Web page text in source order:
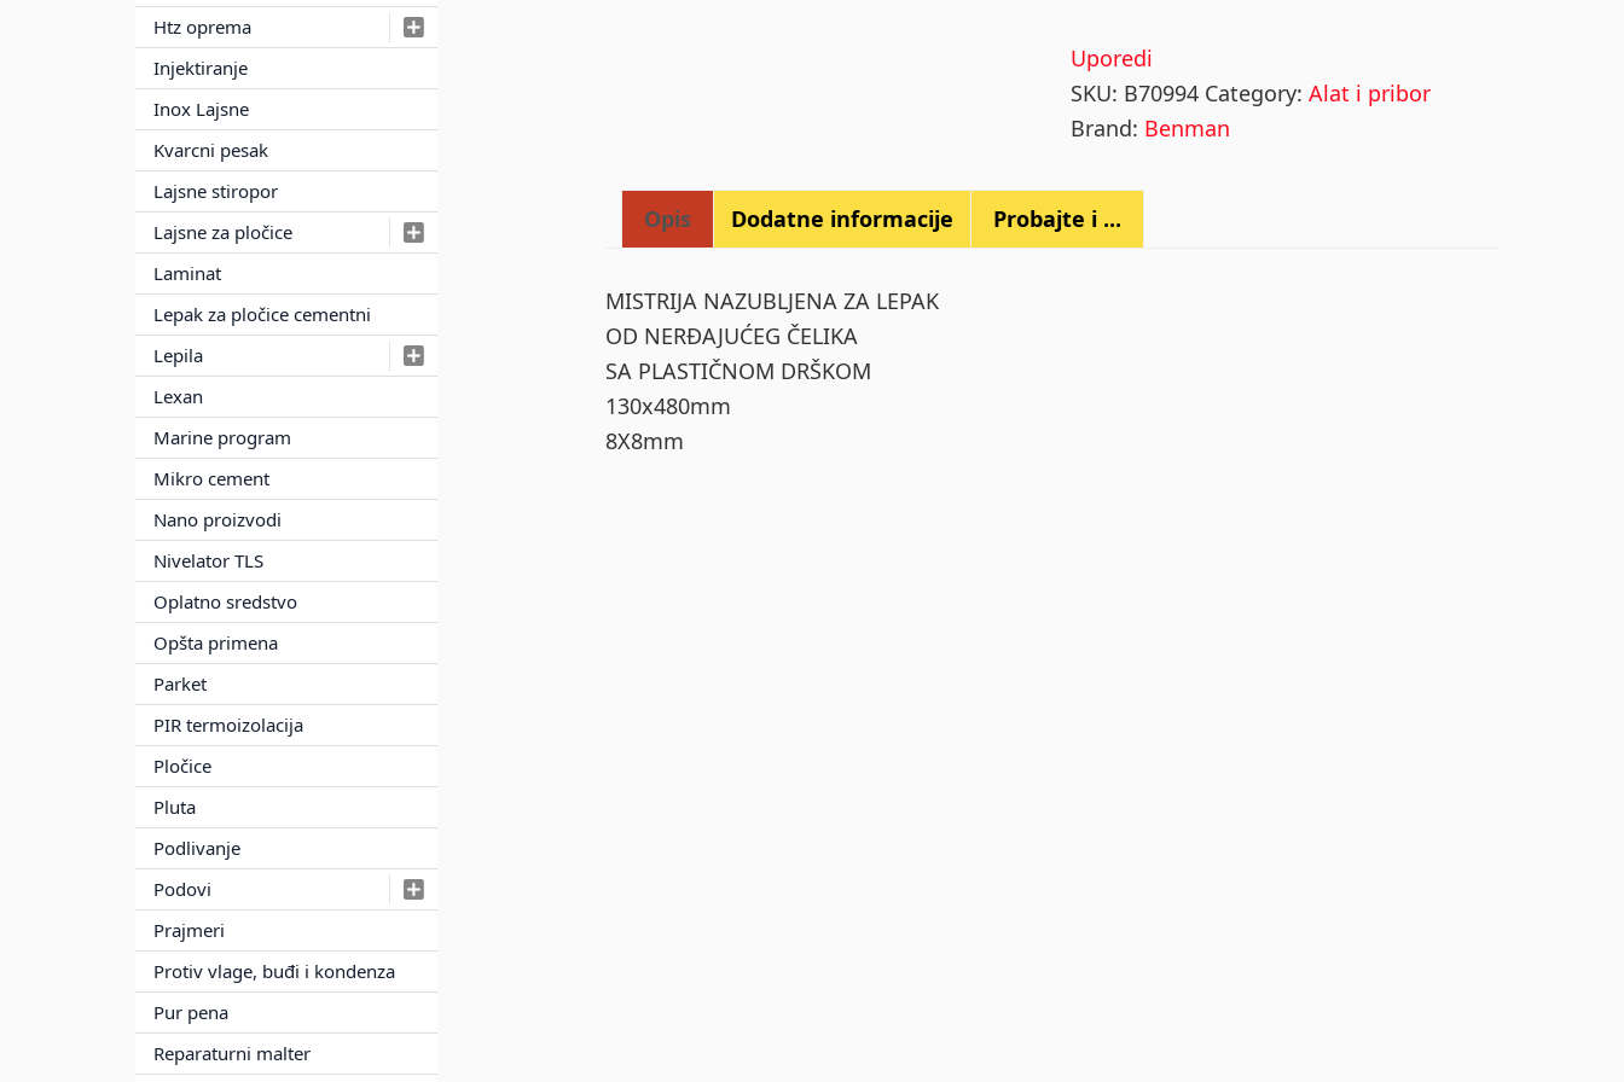
8x8mm
Inox
quantity
Uporedi
SKU: B70994 Category:Alat i pribor
Brand: Benman
Opis Dodatne informacije Probajte i ...
MISTRIJA NAZUBLJENA ZA LEPAK
OD NERĐAJUĆEG ČELIKA
SA PLASTIČNOM DRŠKOM
130x480mm
8X8mm
Htz oprema
Injektiranje
Inox Lajsne
Kvarcni pesak
Lajsne stiropor
Lajsne za pločice
Laminat
Lepak za pločice cementni
Lepila
Lexan
Marine program
Mikro cement
Nano proizvodi
Nivelator TLS
Oplatno sredstvo
Opšta primena
Parket
PIR termoizolacija
Pločice
Pluta
Podlivanje
Podovi
Prajmeri
Protiv vlage, buđi i kondenza
Pur pena
Reparaturni malter